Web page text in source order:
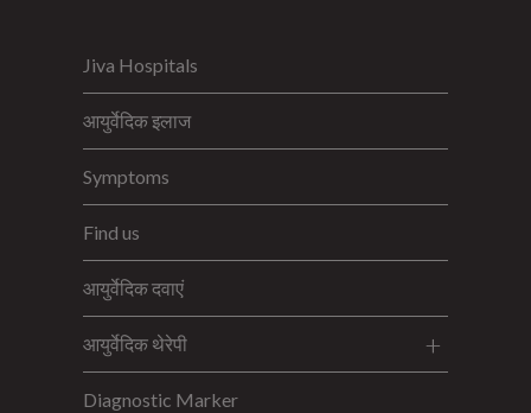
Jiva Hospitals
आयुर्वेदिक इलाज
Symptoms
Find us
आयुर्वेदिक दवाएं
आयुर्वेदिक थेरेपी
Diagnostic Marker